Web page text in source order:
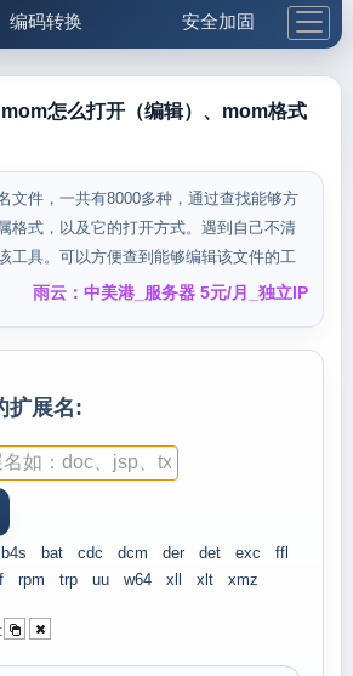
编码转换 安全加固
生活便民 更多工具
怎么打开（编辑）、mom格式
文件，一共有8000多种，通过查找能够方
格式，以及它的打开方式。遇到自己不清
工具。可以方便查到能够编辑该文件的工
雨云：中美港_服务器 5元/月_独立IP
扩展名:
b4s bat cdc dcm der det exc
ffl
rpm trp uu w64 xll xlt xmz